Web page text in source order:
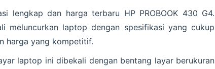
lengkap dan harga terbaru HP PROBOOK 430 G4.
meluncurkan laptop dengan spesifikasi yang cukup
harga yang kompetitif.
laptop ini dibekali dengan bentang layar berukuran